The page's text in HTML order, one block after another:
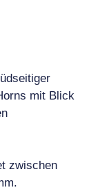
mit Blick
zwischen